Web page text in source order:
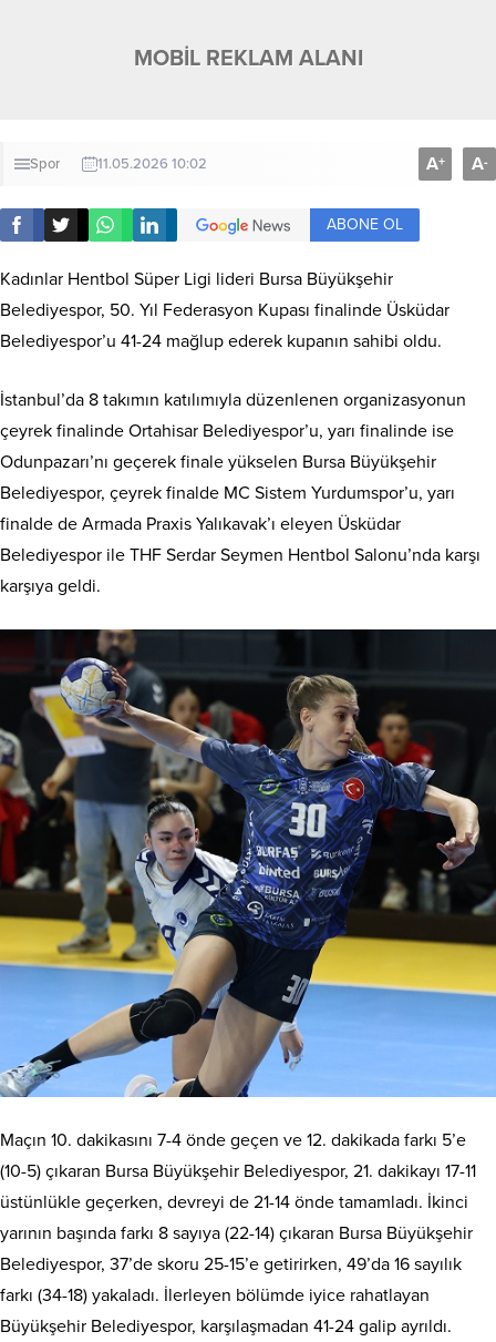
MOBİL REKLAM ALANI
Spor 11.05.2026 10:02 A+ A-
ABONE OL
Kadınlar Hentbol Süper Ligi lideri Bursa Büyükşehir
Belediyespor, 50. Yıl Federasyon Kupası finalinde Üsküdar
Belediyespor’u 41-24 mağlup ederek kupanın sahibi oldu.
İstanbul’da 8 takımın katılımıyla düzenlenen organizasyonun
çeyrek finalinde Ortahisar Belediyespor’u, yarı finalinde ise
Odunpazarı’nı geçerek finale yükselen Bursa Büyükşehir
Belediyespor, çeyrek finalde MC Sistem Yurdumspor’u, yarı
finalde de Armada Praxis Yalıkavak’ı eleyen Üsküdar
Belediyespor ile THF Serdar Seymen Hentbol Salonu’nda karşı
karşıya geldi.
Maçın 10. dakikasını 7-4 önde geçen ve 12. dakikada farkı 5’e
(10-5) çıkaran Bursa Büyükşehir Belediyespor, 21. dakikayı 17-11
üstünlükle geçerken, devreyi de 21-14 önde tamamladı. İkinci
yarının başında farkı 8 sayıya (22-14) çıkaran Bursa Büyükşehir
Belediyespor, 37’de skoru 25-15’e getirirken, 49’da 16 sayılık
farkı (34-18) yakaladı. İlerleyen bölümde iyice rahatlayan
Büyükşehir Belediyespor, karşılaşmadan 41-24 galip ayrıldı.